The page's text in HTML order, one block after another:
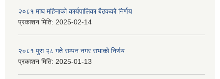
२०८१ माघ महिनाको कार्यपालिका बैठकको निर्णय
प्रकाशन मिति: 2025-02-14
२०८१ पुस २८ गते सम्प‍न नगर सभाको निर्णय
प्रकाशन मिति: 2025-01-13